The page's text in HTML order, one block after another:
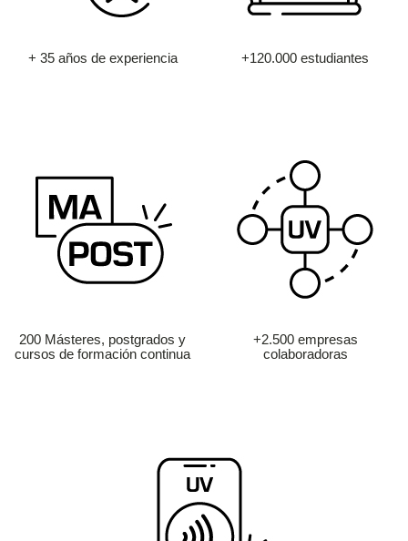
+ 35 años de experiencia +120.000 estudiantes
200 Másteres, postgrados y
cursos de formación continua
+2.500 empresas
colaboradoras